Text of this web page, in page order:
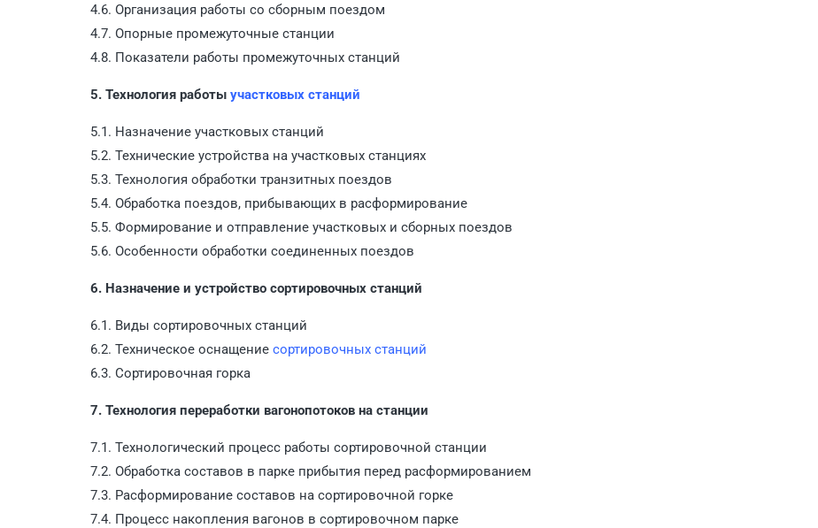
4.6. Организация работы со сборным поездом
4.7. Опорные промежуточные станции
4.8. Показатели работы промежуточных станций
5. Технология работы участковых станций
5.1. Назначение участковых станций
5.2. Технические устройства на участковых станциях
5.3. Технология обработки транзитных поездов
5.4. Обработка поездов, прибывающих в расформирование
5.5. Формирование и отправление участковых и сборных поездов
5.6. Особенности обработки соединенных поездов
6. Назначение и устройство сортировочных станций
6.1. Виды сортировочных станций
6.2. Техническое оснащение сортировочных станций
6.3. Сортировочная горка
7. Технология переработки вагонопотоков на станции
7.1. Технологический процесс работы сортировочной станции
7.2. Обработка составов в парке прибытия перед расформированием
7.3. Расформирование составов на сортировочной горке
7.4. Процесс накопления вагонов в сортировочном парке